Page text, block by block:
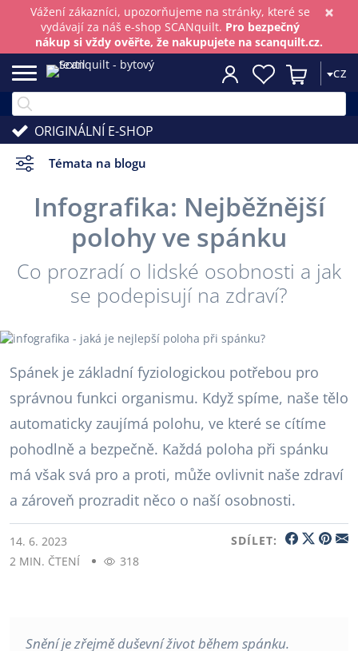
×
Vážení zákazníci, upozorňujeme na stránky, které se
vydávají za náš e-shop SCANquilt. Pro bezpečný
nákup si vždy ověřte, že nakupujete na scanquilt.cz.
CZ
ORIGINÁLNÍ E-SHOP
Témata na blogu
Infografika: Nejběžnější
polohy ve spánku
Co prozradí o lidské osobnosti a jak
se podepisují na zdraví?
Spánek je základní fyziologickou potřebou pro
správnou funkci organismu. Když spíme, naše tělo
automaticky zaujímá polohu, ve které se cítíme
pohodlně a bezpečně. Každá poloha při spánku
má však svá pro a proti, může ovlivnit naše zdraví
a zároveň prozradit něco o naší osobnosti.
14. 6. 2023
2 MIN. ČTENÍ
318
SDÍLET:
Snění je zřejmě duševní život během spánku.